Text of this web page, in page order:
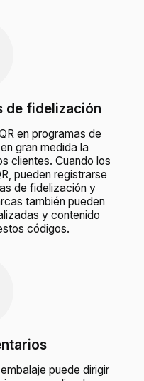
de fidelización
en programas de
gran medida la
clientes. Cuando los
pueden registrarse
de fidelización y
también pueden
y contenido
códigos.
puede dirigir